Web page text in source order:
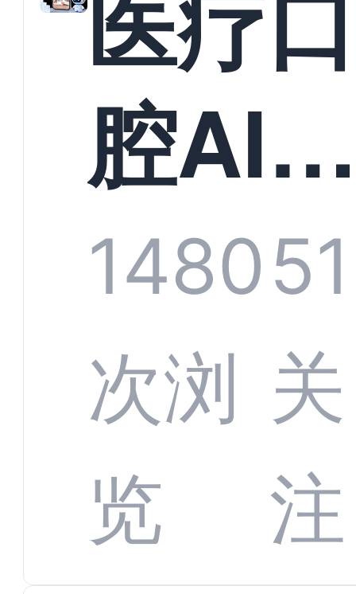
构实现
规模化
增长与
数字化
腔AI
服系统
全渠道
数据对
1480
次浏
览
关
注